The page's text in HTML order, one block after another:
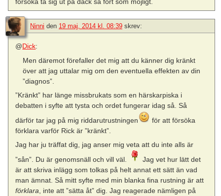
försöka ta sig ut på däck så fort som möjligt.
Ninni den 19 maj, 2014 kl. 08:39 skrev:
@Dick:
Men däremot förefaller det mig att du känner dig kränkt
över att jag uttalar mig om den eventuella effekten av din
”diagnos”.
”Kränkt” har länge missbrukats som en härskarpiska i
debatten i syfte att tysta och ordet fungerar idag så. Så
därför tar jag på mig riddarutrustningen
för att försöka
förklara varför Rick är ”kränkt”.
Jag har ju träffat dig, jag anser mig veta att du inte alls är
”sån”. Du är genomsnäll och vill väl.
Jag vet hur lätt det
är att skriva inlägg som tolkas på helt annat ett sätt än vad
man ämnat. Så mitt syfte med min blanka fina rustning är att
förklara , inte att ”sätta åt” dig. Jag reagerade nämligen på